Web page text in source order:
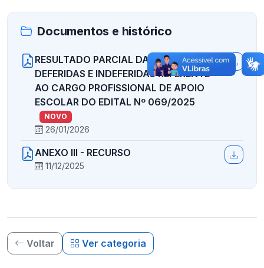
Documentos e histórico
RESULTADO PARCIAL DAS INSCRIÇÕES
DEFERIDAS E INDEFERIDAS REFERENTE
AO CARGO PROFISSIONAL DE APOIO
ESCOLAR DO EDITAL Nº 069/2025
NOVO
26/01/2026
ANEXO III - RECURSO
11/12/2025
Voltar Ver categoria